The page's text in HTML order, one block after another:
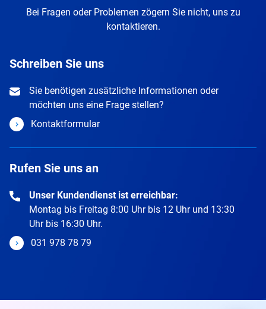
Bei Fragen oder Problemen zögern Sie nicht, uns zu
kontaktieren.
Schreiben Sie uns
Sie benötigen zusätzliche Informationen oder
möchten uns eine Frage stellen?
Kontaktformular
Rufen Sie uns an
Unser Kundendienst ist erreichbar:
Montag bis Freitag 8:00 Uhr bis 12 Uhr und 13:30
Uhr bis 16:30 Uhr.
031 978 78 79